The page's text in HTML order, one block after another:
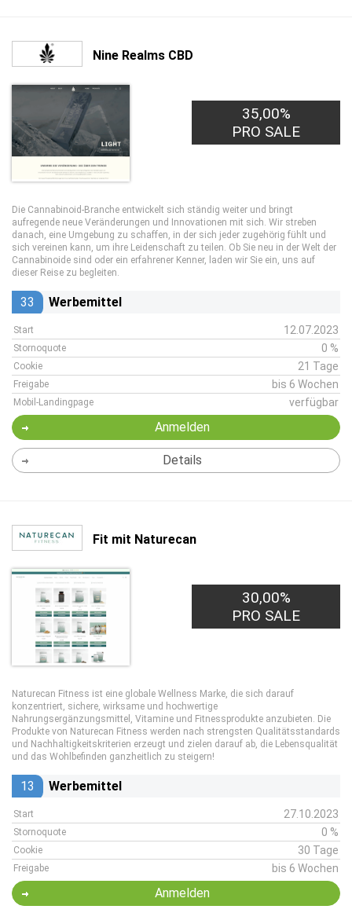
Nine Realms CBD
35,00%
PRO SALE
Die Cannabinoid-Branche entwickelt sich ständig weiter und bringt
aufregende neue Veränderungen und Innovationen mit sich. Wir streben
danach, eine Umgebung zu schaffen, in der sich jeder zugehörig fühlt und
sich vereinen kann, um ihre Leidenschaft zu teilen. Ob Sie neu in der Welt der
Cannabinoide sind oder ein erfahrener Kenner, laden wir Sie ein, uns auf
dieser Reise zu begleiten.
33 Werbemittel
Start 12.07.2023
Stornoquote 0 %
Cookie 21 Tage
Freigabe bis 6 Wochen
Mobil-Landingpage verfügbar
Anmelden
Details
Fit mit Naturecan
30,00%
PRO SALE
Naturecan Fitness ist eine globale Wellness Marke, die sich darauf
konzentriert, sichere, wirksame und hochwertige
Nahrungsergänzungsmittel, Vitamine und Fitnessprodukte anzubieten. Die
Produkte von Naturecan Fitness werden nach strengsten Qualitätsstandards
und Nachhaltigkeitskriterien erzeugt und zielen darauf ab, die Lebensqualität
und das Wohlbefinden ganzheitlich zu steigern!
13 Werbemittel
Start 27.10.2023
Stornoquote 0 %
Cookie 30 Tage
Freigabe bis 6 Wochen
Anmelden